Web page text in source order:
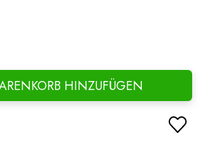
HINZUFÜGEN